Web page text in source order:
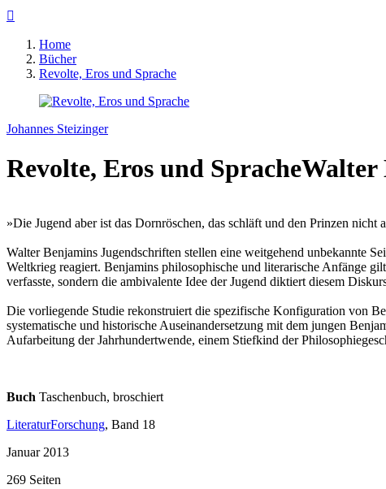

Home
Bücher
Revolte, Eros und Sprache
Johannes Steizinger
Revolte, Eros und SpracheWalter
»Die Jugend aber ist das Dornröschen, das schläft und den Prinzen
Walter Benjamins Jugendschriften stellen eine weitgehend unbekannte
Weltkrieg reagiert. Benjamins philosophische und literarische Anfänge
verfasste, sondern die ambivalente Idee der Jugend diktiert diesem
Die vorliegende Studie rekonstruiert die spezifische Konfiguration von
systematische und historische Auseinandersetzung mit dem jungen
Aufarbeitung der Jahrhundertwende, einem Stiefkind der
Buch Taschenbuch, broschiert
LiteraturForschung, Band 18
Januar 2013
269 Seiten